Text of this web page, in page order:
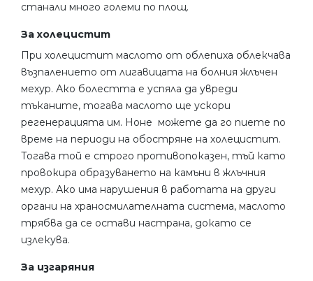
станали много големи по площ.
За холецистит
При холецистит маслото от облепиха облекчава
възпалението от лигавицата на болния жлъчен
мехур. Ако болестта е успяла да увреди
тъканите, тогава маслото ще ускори
регенерацията им. Ноне можете да го пиете по
време на периоди на обостряне на холецистит.
Тогава той е строго противопоказен, тъй като
провокира образуването на камъни в жлъчния
мехур. Ако има нарушения в работата на други
органи на храносмилателната система, маслото
трябва да се остави настрана, докато се
излекува.
За изгаряния